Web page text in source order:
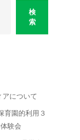
検
索
について
育園的利用３
験会